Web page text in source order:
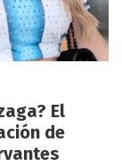
El
de